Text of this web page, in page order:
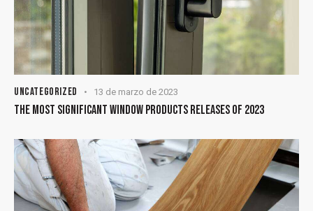
UNCATEGORIZED 13 de marzo de 2023
THE MOST SIGNIFICANT WINDOW PRODUCTS RELEASES OF 2023